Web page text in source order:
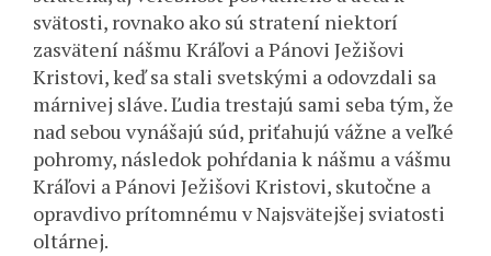
svätosti, rovnako ako sú stratení niektorí
zasvätení nášmu Kráľovi a Pánovi Ježišovi
Kristovi, keď sa stali svetskými a odovzdali sa
márnivej sláve. Ľudia trestajú sami seba tým, že
nad sebou vynášajú súd, priťahujú vážne a veľké
pohromy, následok pohŕdania k nášmu a vášmu
Kráľovi a Pánovi Ježišovi Kristovi, skutočne a
opravdivo prítomnému v Najsvätejšej sviatosti
oltárnej.